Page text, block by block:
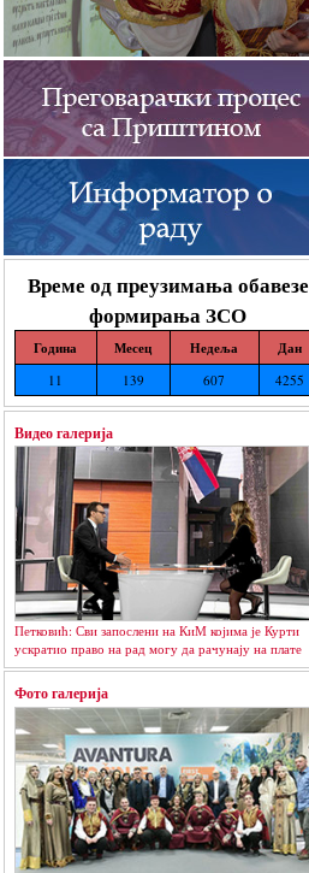
Време од преузимања обавезе
формирања ЗСО
Година Месец Недеља Дан
11 139 607 4255
Видео галерија
Петковић: Сви запослени на КиМ којима је Курти
ускратио право на рад могу да рачунају на плате
Фото галерија